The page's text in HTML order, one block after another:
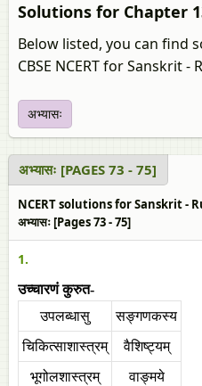
Solutions for Chapter
Below listed, you can find
CBSE NCERT for Sanskrit -
अभ्यासः
अभ्यासः [PAGES 73 - 75]
NCERT solutions for Sanskrit -
अभ्यासः [Pages 73 - 75]
1.
उच्चारणं कुरुत-
उपलब्धासु
सङ्गणकस्य
चिकित्साशास्त्रम्
वैशिष्ट्यम्
भूगोलशास्त्रम्
वाङ्मये